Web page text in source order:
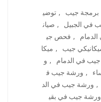
برمجة جيب , توضي
في الجبيل , صيان
, فحص جي
جيب , ميكا
جيب في الدمام , و
, ورشة جيب ف
, ورشة جيب في الد
ورشة جيب في بقي